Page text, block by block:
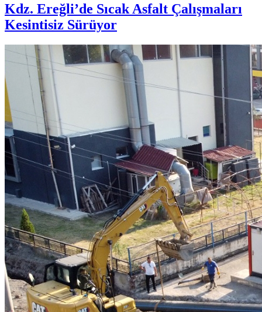
Kdz. Ereğli’de Sıcak Asfalt Çalışmaları
Kesintisiz Sürüyor